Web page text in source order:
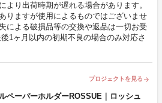
より出荷時期が遅れる場合があります。
りますが使用によるものではございませ
による破損品等の交換や返品は一切お受
1ヶ月以内の初期不良の場合のみ対応さ
プロジェクトを見る arrow_forward
ペーパーホルダーROSSUE｜ロッシュ